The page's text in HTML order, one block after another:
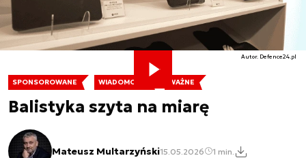
SPONSOROWANE WIADOMOŚCI WAŻNE
Balistyka szyta na miarę
Mateusz Multarzyński15.05.2026 1 min.
Autor. Defence24.pl